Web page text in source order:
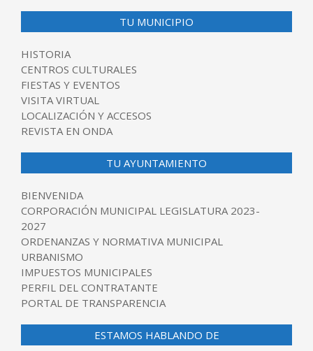
TU MUNICIPIO
HISTORIA
CENTROS CULTURALES
FIESTAS Y EVENTOS
VISITA VIRTUAL
LOCALIZACIÓN Y ACCESOS
REVISTA EN ONDA
TU AYUNTAMIENTO
BIENVENIDA
CORPORACIÓN MUNICIPAL LEGISLATURA 2023-
2027
ORDENANZAS Y NORMATIVA MUNICIPAL
URBANISMO
IMPUESTOS MUNICIPALES
PERFIL DEL CONTRATANTE
PORTAL DE TRANSPARENCIA
ESTAMOS HABLANDO DE